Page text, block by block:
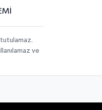
ve